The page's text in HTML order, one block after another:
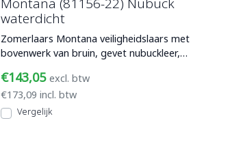
Montana (81156-22) Nubuck
waterdicht
Zomerlaars Montana veiligheidslaars met
bovenwerk van bruin, gevet nubuckleer,
€143,05 excl. btw
€173,09 incl. btw
Vergelijk